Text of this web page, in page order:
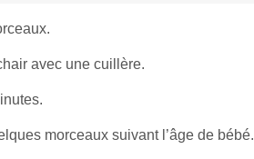
avec une cuillère.
morceaux suivant l’âge de bébé.